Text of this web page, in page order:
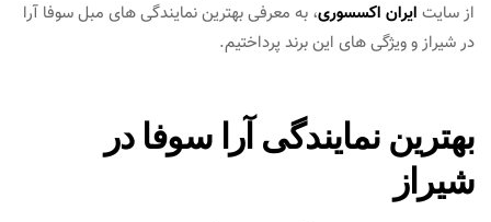
از سایت ایران اکسسوری، به معرفی بهترین نمایندگی های مبل سوفا آرا
در شیراز و ویژگی های این برند پرداختیم.
بهترین نمایندگی آرا سوفا در
شیراز